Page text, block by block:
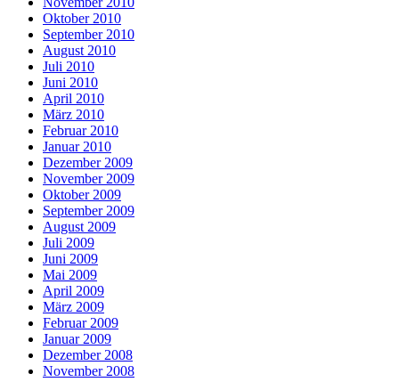
Oktober 2010
September 2010
August 2010
Juli 2010
Juni 2010
April 2010
März 2010
Februar 2010
Januar 2010
Dezember 2009
November 2009
Oktober 2009
September 2009
August 2009
Juli 2009
Juni 2009
Mai 2009
April 2009
März 2009
Februar 2009
Januar 2009
Dezember 2008
November 2008